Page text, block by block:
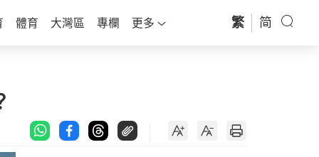
體育 大灣區 專欄 更多 繁 简